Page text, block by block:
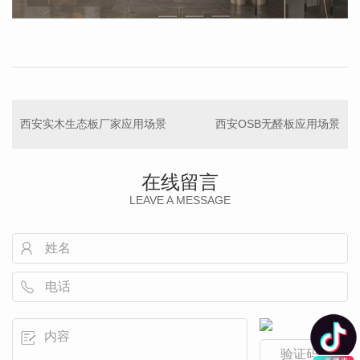
西安实木生态板厂家应用场景 西安OSB无醛板应用场景
在线留言
LEAVE A MESSAGE